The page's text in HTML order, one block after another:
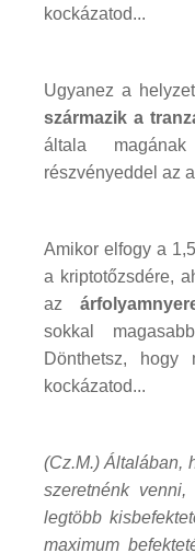
kockázatod...
Ugyanez a
származik a
általa
részvényeddel az
Amikor elfogy a
a kriptotőzsdére,
az
sokkal
Dönthetsz, hogy
kockázatod...
(Cz.M.) Általában,
szeretnénk
legtöbb
maximum